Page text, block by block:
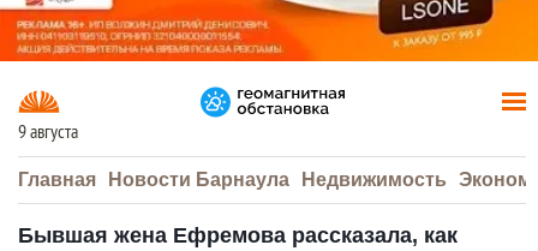
9 августа
Главная Новости Барнаула Недвижимость
Бывшая жена Ефремова рассказала, как